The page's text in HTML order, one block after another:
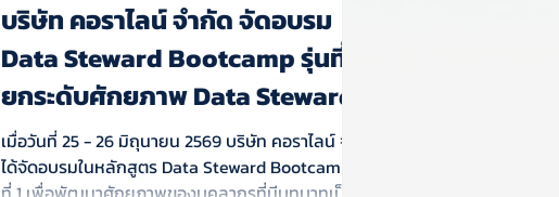
บริษัท คอราไลน์ จำกัด จัดอบรม
Data Steward Bootcamp รุ่นที่ 1
ยกระดับศักยภาพ Data Steward สู่
การขับเคลื่อน Data Governance
อย่างเป็นรูปธรรม
เมื่อวันที่ 25 - 26 มิถุนายน 2569 บริษัท คอราไลน์ จำกัด
ได้จัดอบรมในหลักสูตร Data Steward Bootcamp รุ่น